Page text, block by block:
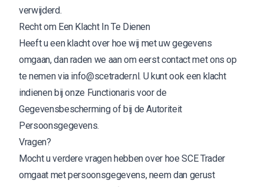
verwijderd.
Recht om Een Klacht In Te Dienen
Heeft u een klacht over hoe wij met uw gegevens
omgaan, dan raden we aan om eerst contact met ons op
te nemen via info@scetrader.nl. U kunt ook een klacht
indienen bij onze Functionaris voor de
Gegevensbescherming of bij de Autoriteit
Persoonsgegevens.
Vragen?
Mocht u verdere vragen hebben over hoe SCE Trader
omgaat met persoonsgegevens, neem dan gerust